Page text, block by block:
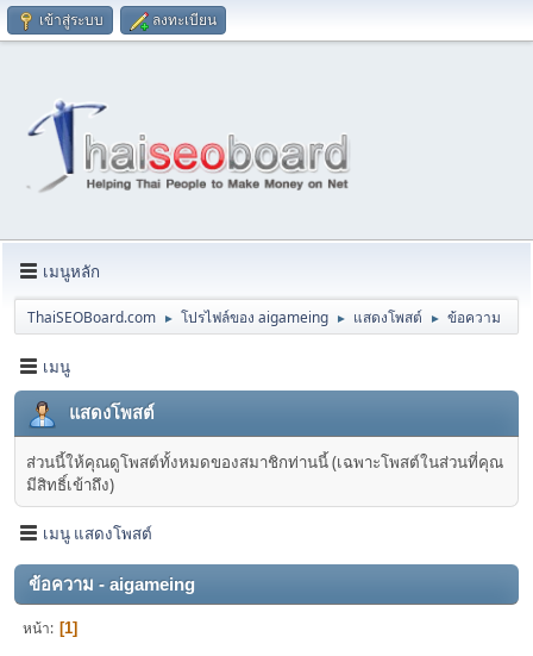
เข้าสู่ระบบ ลงทะเบียน
เมนูหลัก
ThaiSEOBoard.com ► โปรไฟล์ของ aigameing ► แสดงโพสต์ ► ข้อความ
เมนู
แสดงโพสต์
ส่วนนี้ให้คุณดูโพสต์ทั้งหมดของสมาชิกท่านนี้ (เฉพาะโพสต์ในส่วนที่คุณ
มีสิทธิ์เข้าถึง)
เมนู แสดงโพสต์
ข้อความ - aigameing
หน้า 1